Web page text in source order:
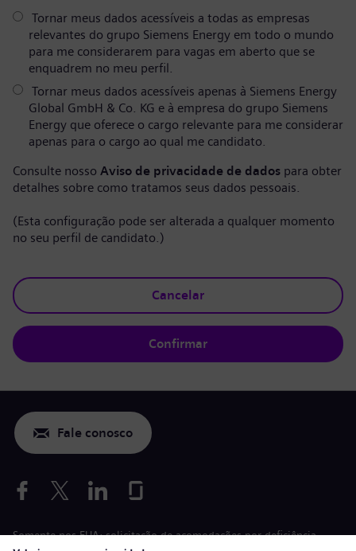
Tornar meus dados acessíveis a todas as empresas
relevantes do grupo Siemens Energy em todo o mundo
para me considerarem para vagas em aberto que se
enquadrem no meu perfil.
Tornar meus dados acessíveis apenas à Siemens Energy
Global GmbH & Co. KG e à empresa do grupo Siemens
Energy que oferece o cargo relevante para me considerar
apenas para o cargo ao qual me candidato.
Consulte nosso Aviso de privacidade de dados para obter
detalhes sobre como tratamos seus dados pessoais.
(Esta configuração pode ser alterada a qualquer momento
no seu perfil de candidato.)
Cancelar
Confirmar
Fale conosco
Somente nos EUA: solicitação de acomodações por deficiência